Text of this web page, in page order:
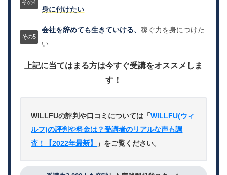
身に付けたい
会社を辞めても生きていける、稼ぐ力を身につけた
い
上記に当てはまる方は今すぐ受講をオススメしま
す！
WILLFUの評判や口コミについては「WILLFU(ウィ
ルフ)の評判や料金は？受講者のリアルな声も調
査！【2022年最新】
」をご覧ください。